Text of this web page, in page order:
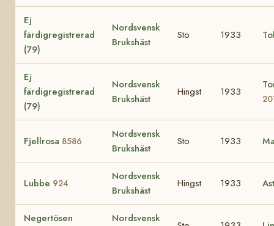
Ej
färdigregistrerad
(79)
Nordsvensk
Brukshäst
Sto 1933
Ej
färdigregistrerad
(79)
Nordsvensk
Brukshäst
Hingst 1933
Fjellrosa 8586
Nordsvensk
Brukshäst
Sto 1933
Lubbe 924
Nordsvensk
Brukshäst
Hingst 1933
Negertösen
Nordsvensk